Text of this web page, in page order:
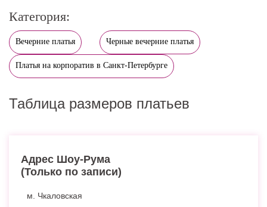
Категория:
Вечерние платья Черные вечерние платья
Платья на корпоратив в Санкт-Петербурге
Таблица размеров платьев
Адрес Шоу-Рума
(Только по записи)
м. Чкаловская